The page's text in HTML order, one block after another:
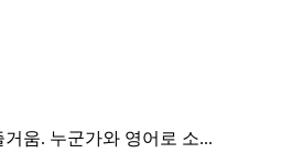
움. 누군가와 영어로 소...